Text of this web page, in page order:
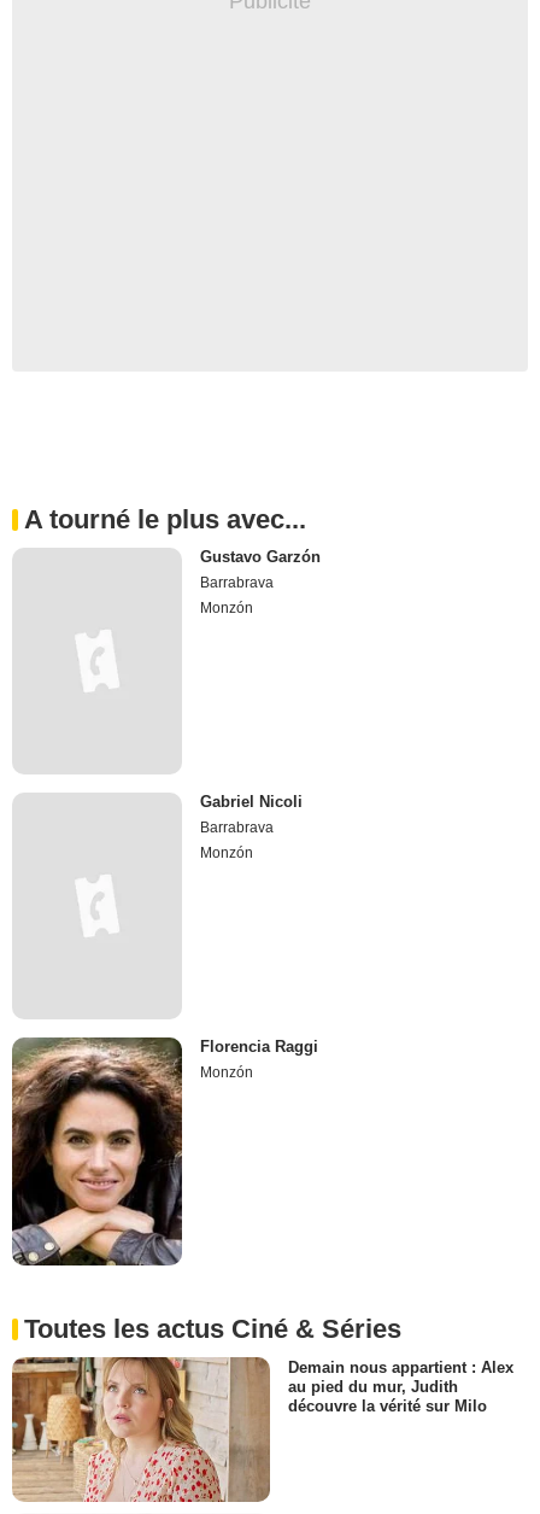
A tourné le plus avec...
Gustavo Garzón
Barrabrava
Monzón
Gabriel Nicoli
Barrabrava
Monzón
Florencia Raggi
Monzón
Toutes les actus Ciné & Séries
Demain nous appartient : Alex
au pied du mur, Judith
découvre la vérité sur Milo